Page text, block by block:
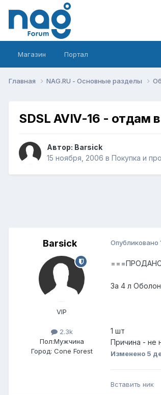
Магазин Портал
Главная NAG.RU - Основные разделы
SDSL AVIV-16 - отдам
Автор: Barsick
15 ноября, 2006 в Покупка и
Barsick
VIP
2.3k
Пол:Мужчина
Город: Cone Forest
Опубликовано
За 4 л
1 шт
Причина - не
Изменено 5
Вставить ник